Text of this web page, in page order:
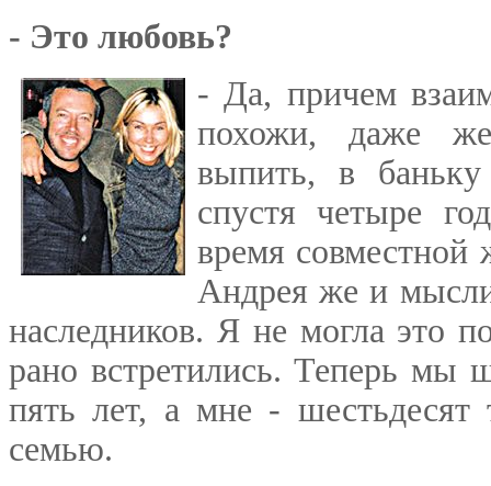
- Это любовь?
- Да, причем
похожи, даже
выпить, в
спустя четыре
время
Андрея же и
наследников. Я не могла это
рано встретились. Теперь мы
пять лет, а мне - шестьдесят
семью.